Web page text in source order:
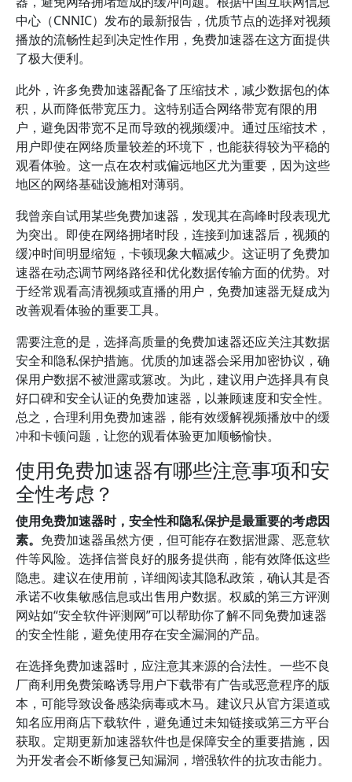
中心（CNNIC）发布的最新报告，优质节点的选择对视频
播放的流畅性起到决定性作用，免费加速器在这方面提供
了极大便利。
此外，许多免费加速器配备了压缩技术，减少数据包的体
积，从而降低带宽压力。这特别适合网络带宽有限的用
户，避免因带宽不足而导致的视频缓冲。通过压缩技术，
用户即使在网络质量较差的环境下，也能获得较为平稳的
观看体验。这一点在农村或偏远地区尤为重要，因为这些
地区的网络基础设施相对薄弱。
我曾亲自试用某些免费加速器，发现其在高峰时段表现尤
为突出。即使在网络拥堵时段，连接到加速器后，视频的
缓冲时间明显缩短，卡顿现象大幅减少。这证明了免费加
速器在动态调节网络路径和优化数据传输方面的优势。对
于经常观看高清视频或直播的用户，免费加速器无疑成为
改善观看体验的重要工具。
需要注意的是，选择高质量的免费加速器还应关注其数据
安全和隐私保护措施。优质的加速器会采用加密协议，确
保用户数据不被泄露或篡改。为此，建议用户选择具有良
好口碑和安全认证的免费加速器，以兼顾速度和安全性。
总之，合理利用免费加速器，能有效缓解视频播放中的缓
冲和卡顿问题，让您的观看体验更加顺畅愉快。
使用免费加速器有哪些注意事项和安
全性考虑？
使用免费加速器时，安全性和隐私保护是最重要的考虑因
素。 免费加速器虽然方便，但可能存在数据泄露、恶意软
件等风险。选择信誉良好的服务提供商，能有效降低这些
隐患。建议在使用前，详细阅读其隐私政策，确认其是否
承诺不收集敏感信息或出售用户数据。权威的第三方评测
网站如“安全软件评测网”可以帮助你了解不同免费加速器
的安全性能，避免使用存在安全漏洞的产品。
在选择免费加速器时，应注意其来源的合法性。一些不良
厂商利用免费策略诱导用户下载带有广告或恶意程序的版
本，可能导致设备感染病毒或木马。建议只从官方渠道或
知名应用商店下载软件，避免通过未知链接或第三方平台
获取。定期更新加速器软件也是保障安全的重要措施，因
为开发者会不断修复已知漏洞，增强软件的抗攻击能力。